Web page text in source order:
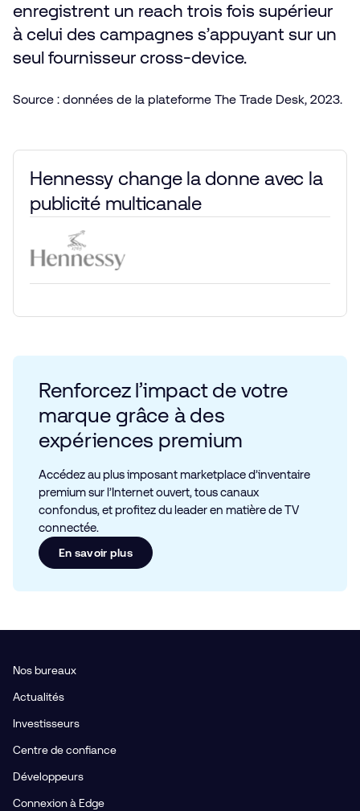
enregistrent un reach trois fois supérieur
à celui des campagnes s’appuyant sur un
seul fournisseur cross-device.
Source : données de la plateforme The Trade Desk, 2023.
Hennessy change la donne avec la
publicité multicanale
Renforcez l’impact de votre
marque grâce à des
expériences premium
Accédez au plus imposant marketplace d’inventaire
premium sur l’Internet ouvert, tous canaux
confondus, et profitez du leader en matière de TV
connectée.
En savoir plus
Nos bureaux
Actualités
Investisseurs
Centre de confiance
Développeurs
Connexion à Edge